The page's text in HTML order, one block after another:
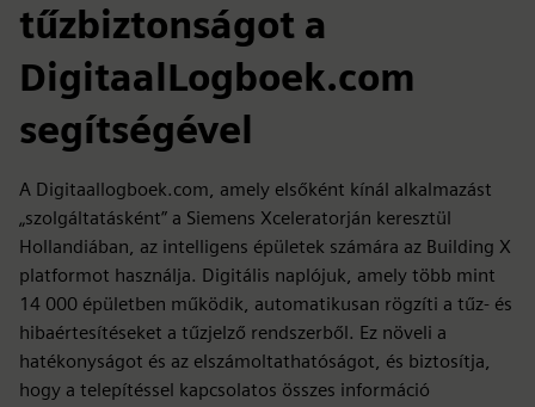
tűzbiztonságot a
DigitaalLogboek.com
segítségével
A Digitaallogboek.com, amely elsőként kínál alkalmazást
„szolgáltatásként” a Siemens Xceleratorján keresztül
Hollandiában, az intelligens épületek számára az Building X
platformot használja. Digitális naplójuk, amely több mint
14 000 épületben működik, automatikusan rögzíti a tűz- és
hibaértesítéseket a tűzjelző rendszerből. Ez növeli a
hatékonyságot és az elszámoltathatóságot, és biztosítja,
hogy a telepítéssel kapcsolatos összes információ